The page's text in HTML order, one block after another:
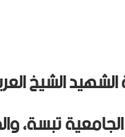
الشيخ
تبسة،